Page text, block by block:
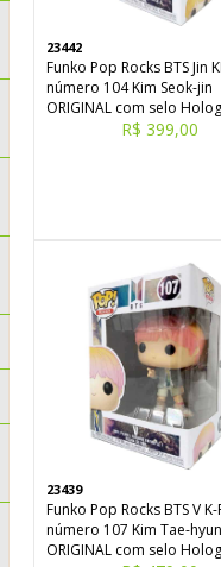
23442
Funko Pop Rocks BTS Jin
número 104 Kim Seok-jin
ORIGINAL com selo
R$ 399,00
23439
Funko Pop Rocks BTS V
número 107 Kim Tae-
ORIGINAL com selo